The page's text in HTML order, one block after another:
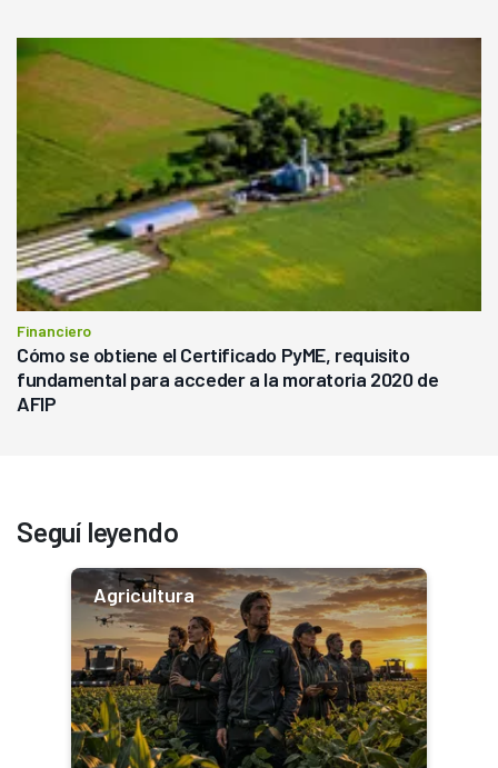
Financiero
Cómo se obtiene el Certificado PyME, requisito
fundamental para acceder a la moratoria 2020 de
AFIP
Seguí leyendo
Agricultura